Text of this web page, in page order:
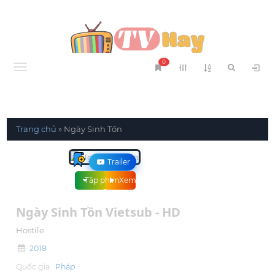
Menu
0
Trang chủ » Ngày Sinh Tồn
Trailer
Xem phim
Tập phim
Ngày Sinh Tồn Vietsub - HD
Hostile
2018
Quốc gia: Pháp